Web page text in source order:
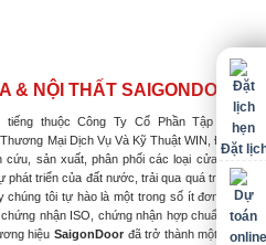
& NỘI THẤT SAIGONDOOR
thuộc Công Ty Cổ Phần Tập Đoàn
Mại Dịch Vụ Và Kỹ Thuật WIN, Đơn vị
sản xuất, phân phối các loại cửa & nội
phát triển của đất nước, trải qua quá trình nỗ
chúng tôi tự hào là một trong số ít đơn vị có
nhận ISO, chứng nhận hợp chuẩn hợp
hiệu SaigonDoor đã trở thành một trong
Đặt